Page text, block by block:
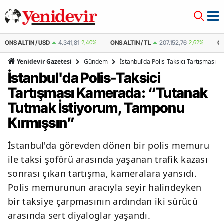
ONS ALTIN / USD 4.341,81 2,40% ONS ALTIN / TL 207.152,76 2,62%
Yenidevir Gazetesi Gündem İstanbul'da Polis-Taksici Tartışması
İstanbul'da Polis-Taksici
Tartışması Kamerada: “Tutanak
Tutmak İstiyorum, Tamponu
Kırmışsın”
İstanbul'da görevden dönen bir polis memuru
ile taksi şoförü arasında yaşanan trafik kazası
sonrası çıkan tartışma, kameralara yansıdı.
Polis memurunun aracıyla seyir halindeyken
bir taksiye çarpmasının ardından iki sürücü
arasında sert diyaloglar yaşandı.